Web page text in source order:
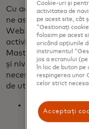
Cu acreditările
ne asiguram că cei
Web3 îndeplinesc
activități pe care
Mastercard Crypto
și nivelurile de
necesară pentru a
de utilizare. Ne
Furnizarea de
pentru a ajuta
Cookie-uri și
activitatea de
pe acest site, cât
"Gestionați
folosim pe acest
oricând opțiunile
instrumentul
jos a ecranului
în loc de buton pe
respingerea unor
celor strict
Acceptați